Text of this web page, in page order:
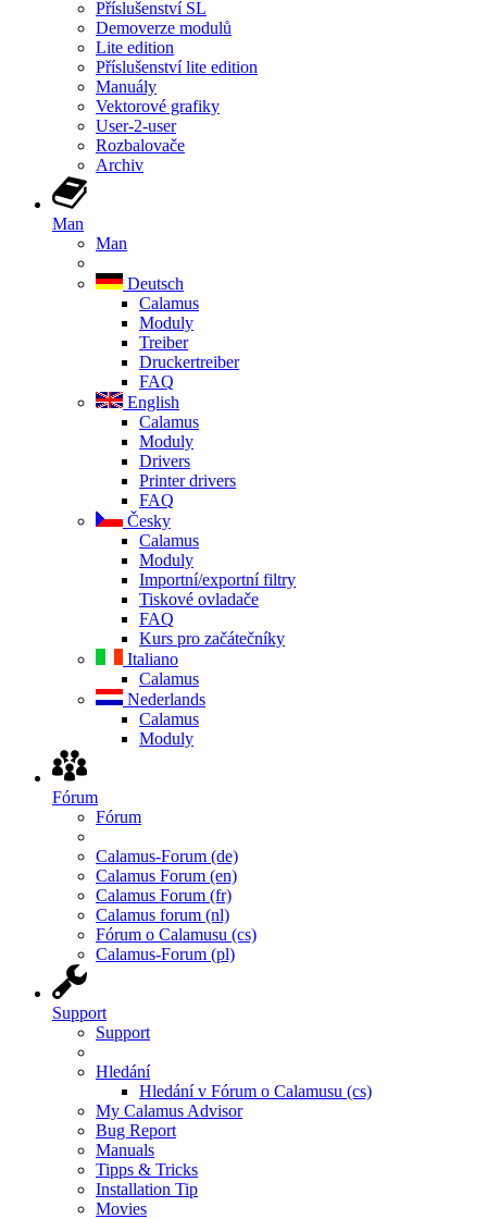
Příslušenství SL
Demoverze modulů
Lite edition
Příslušenství lite edition
Manuály
Vektorové grafiky
User-2-user
Rozbalovače
Archiv
Man
Man
Deutsch
Calamus
Moduly
Treiber
Druckertreiber
FAQ
English
Calamus
Moduly
Drivers
Printer drivers
FAQ
Česky
Calamus
Moduly
Importní/exportní filtry
Tiskové ovladače
FAQ
Kurs pro začátečníky
Italiano
Calamus
Nederlands
Calamus
Moduly
Fórum
Fórum
Calamus-Forum (de)
Calamus Forum (en)
Calamus Forum (fr)
Calamus forum (nl)
Fórum o Calamusu (cs)
Calamus-Forum (pl)
Support
Support
Hledání
Hledání v Fórum o Calamusu (cs)
My Calamus Advisor
Bug Report
Manuals
Tipps & Tricks
Installation Tip
Movies